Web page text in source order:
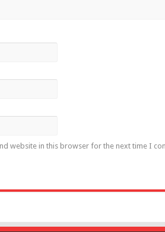
website in this browser for the next time I